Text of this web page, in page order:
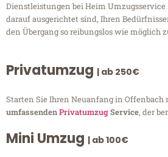
Dienstleistungen bei Heim
darauf ausgerichtet sind, Ihren
den Übergang so reibungslos wie möglich
Privatumzug | ab 250€
Starten Sie Ihren Neuanfang in Offenbach
umfassendenPrivatumzugService, der
Mini Umzug | ab 100€